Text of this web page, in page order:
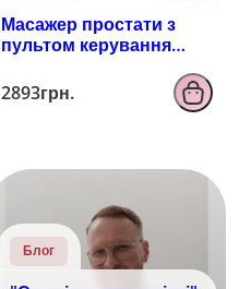
Масажер простати з
пультом керування
B4
2893грн.
Блог